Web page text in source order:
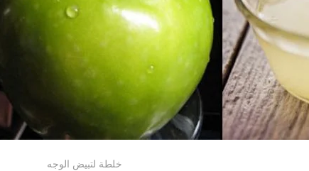
خلطة لتبيض الوجه